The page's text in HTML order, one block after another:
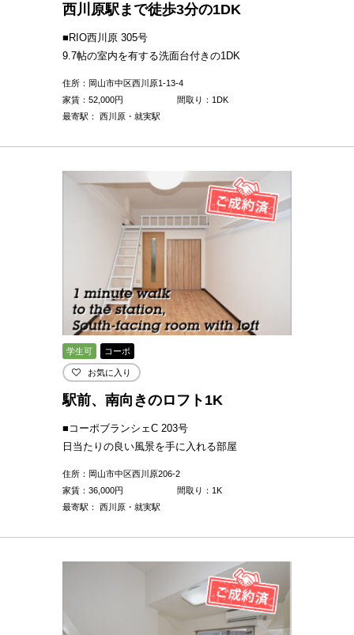
西川原駅まで徒歩3分の1DK
■RIO西川原 305号
9.7帖の室内を有する洗面台付きの1DK
住所：岡山市中区西川原1-13-4
家賃： 52,000円
間取り：1DK
最寄駅： 西川原・就実駅
学生可 コーポ
お気に入り
駅前、南向きのロフト1K
■コーポブランシェC 203号
日当たりの良い風景を手に入れる部屋
住所：岡山市中区西川原206-2
家賃： 36,000円
間取り：1K
最寄駅： 西川原・就実駅